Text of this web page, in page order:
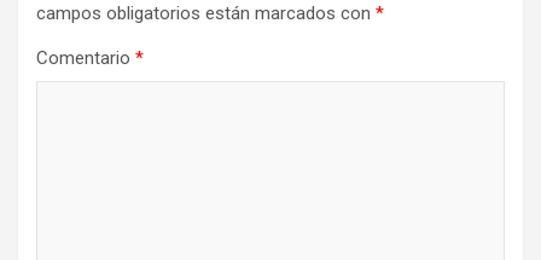
campos obligatorios están marcados con *
Comentario *